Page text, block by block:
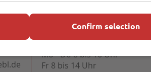
Öffnungszeiten
Mo - Do 8 bis 16 Uhr
Fr 8 bis 14 Uhr
Confirm selection